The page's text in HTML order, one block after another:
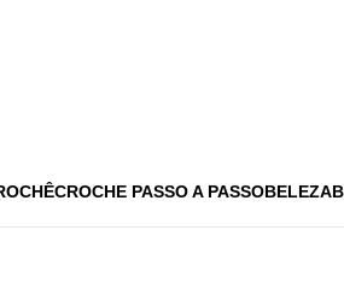
CROCHE PASSO A PASSOBELEZA